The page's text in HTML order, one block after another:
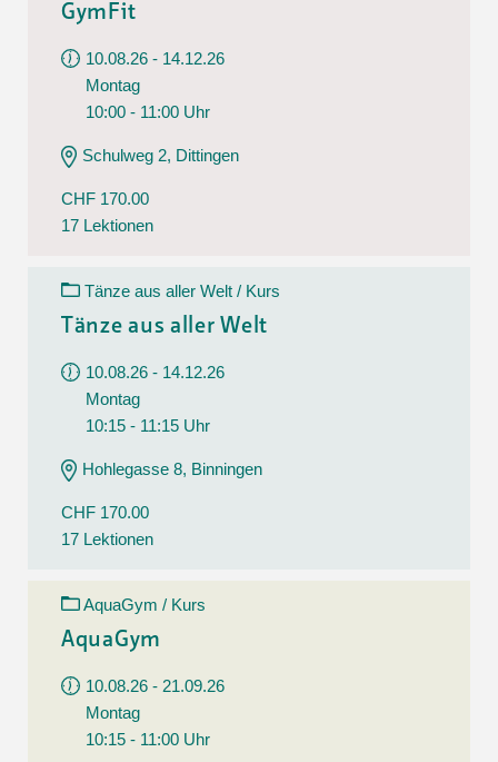
GymFit
10.08.26 - 14.12.26
Montag
10:00 - 11:00 Uhr
Schulweg 2, Dittingen
CHF 170.00
17 Lektionen
Tänze aus aller Welt / Kurs
Tänze aus aller Welt
10.08.26 - 14.12.26
Montag
10:15 - 11:15 Uhr
Hohlegasse 8, Binningen
CHF 170.00
17 Lektionen
AquaGym / Kurs
AquaGym
10.08.26 - 21.09.26
Montag
10:15 - 11:00 Uhr